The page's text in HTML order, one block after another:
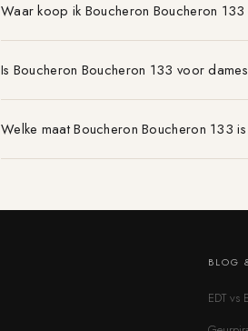
Waar koop ik Boucheron Boucheron
Is Boucheron Boucheron 133 voor
Welke maat Boucheron Boucheron 133
BLOG
EDT vs